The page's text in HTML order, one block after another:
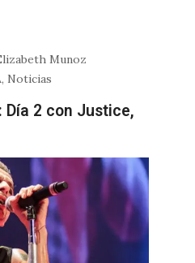
Munoz
, Noticias
Día 2 con Justice,